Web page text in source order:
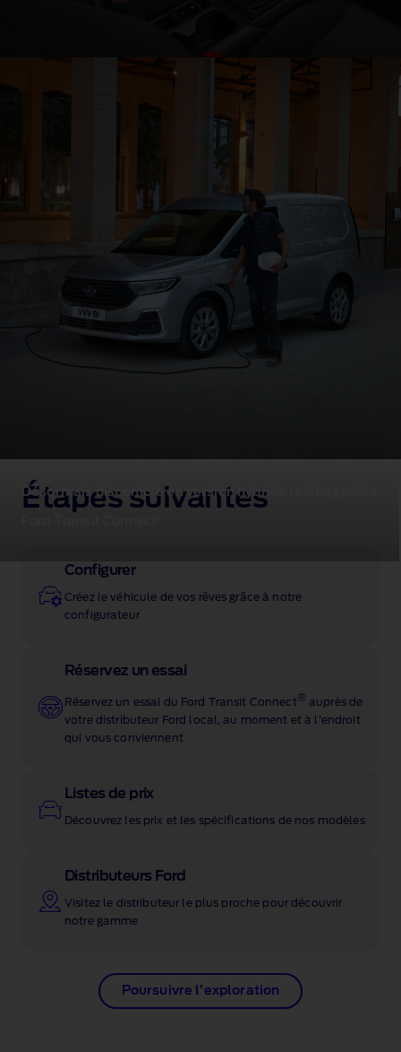
Écran tactile couleur 10 pouces
Désormais disponible en version hybride rechargeable
Étapes suivantes
Configurer
Créez le véhicule de vos rêves grâce à notre
configurateur
Réservez un essai
Réservez un essai du Ford Transit Connect ® auprès de
votre distributeur Ford local, au moment et à l’endroit
qui vous conviennent
Listes de prix
Découvrez les prix et les spécifications de nos modèles
Distributeurs Ford
Visitez le distributeur le plus proche pour découvrir
notre gamme
Poursuivre l’exploration